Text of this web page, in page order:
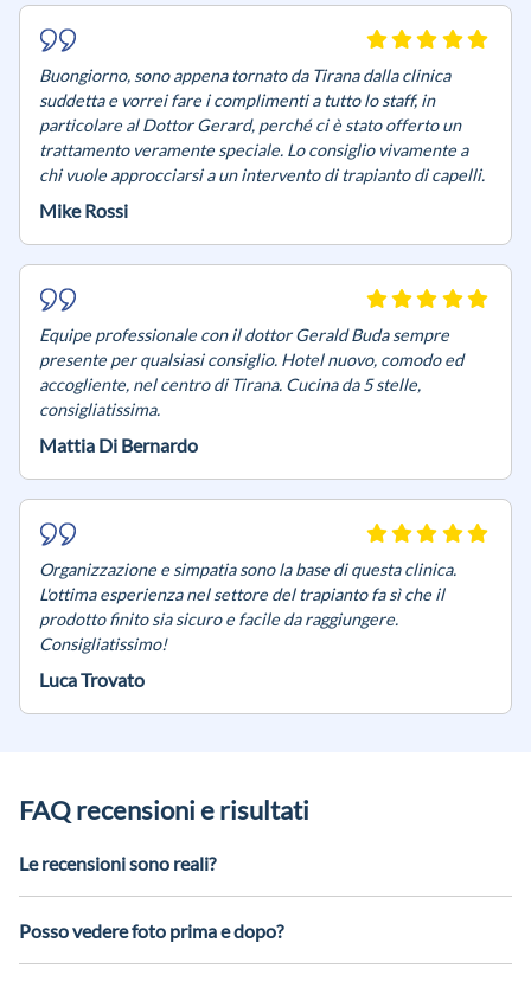
Buongiorno, sono appena tornato da Tirana dalla clinica
suddetta e vorrei fare i complimenti a tutto lo staff, in
particolare al Dottor Gerard, perché ci è stato offerto un
trattamento veramente speciale. Lo consiglio vivamente a
chi vuole approcciarsi a un intervento di trapianto di capelli.
Mike Rossi
Equipe professionale con il dottor Gerald Buda sempre
presente per qualsiasi consiglio. Hotel nuovo, comodo ed
accogliente, nel centro di Tirana. Cucina da 5 stelle,
consigliatissima.
Mattia Di Bernardo
Organizzazione e simpatia sono la base di questa clinica.
L'ottima esperienza nel settore del trapianto fa sì che il
prodotto finito sia sicuro e facile da raggiungere.
Consigliatissimo!
Luca Trovato
FAQ recensioni e risultati
Le recensioni sono reali?
Pubbliciamo testimonianze di pazienti che hanno scelto la
clinica. Quando possibile, includiamo dettagli utili per capire
il percorso e il tipo di intervento effettuato.
Posso vedere foto prima e dopo?
Sì. Le foto aiutano a valutare densità, linea frontale e